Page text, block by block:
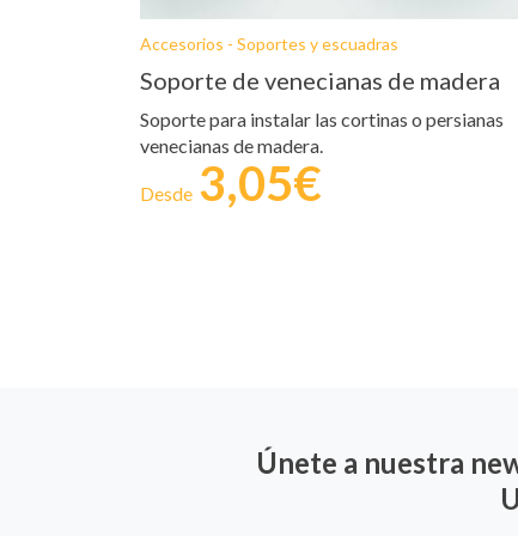
Accesorios - Soportes y escuadras
Soporte de venecianas de madera
Soporte para instalar las cortinas o persianas
venecianas de madera.
Desde 3,05€
Únete a nuestra